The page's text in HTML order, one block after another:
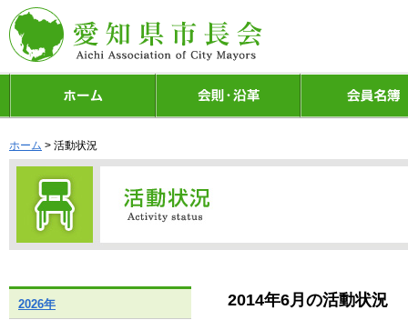
ホーム > 活動状況
2014年6月の活動状況
2026年